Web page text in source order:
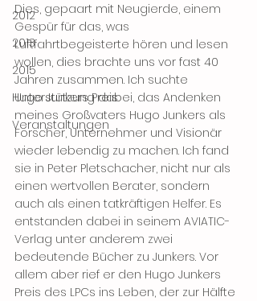
2012
2013
2015
Hugo Junkers Preis
Veranstaltungen
Dies, gepaart mit Neugierde, einem
Gespür für das, was
Luftfahrtbegeisterte hören und lesen
wollen, dies brachte uns vor fast 40
Jahren zusammen. Ich suchte
Unterstützung dabei, das Andenken
meines Großvaters Hugo Junkers als
Forscher, Unternehmer und Visionär
wieder lebendig zu machen. Ich fand
sie in Peter Pletschacher, nicht nur als
einen wertvollen Berater, sondern
auch als einen tatkräftigen Helfer. Es
entstanden dabei in seinem AVIATIC-
Verlag unter anderem zwei
bedeutende Bücher zu Junkers. Vor
allem aber rief er den Hugo Junkers
Preis des LPCs ins Leben, der zur Hälfte